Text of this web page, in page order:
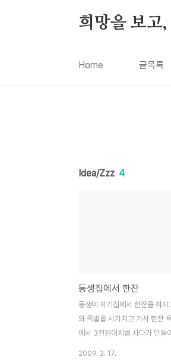
희망을 보고,
Home 글목록
Idea/Zzz 4
동생집에서 한잔
동생이 자기집에서 한잔을 하자
와 족발을 사가지고 가서 한잔
에서 3천원어치를 사다가 만들
2009. 2. 17.